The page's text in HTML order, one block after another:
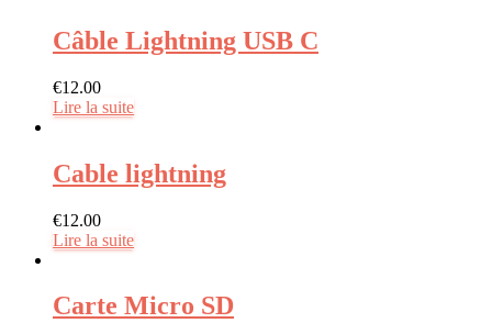
Câble Lightning USB C
€12.00
Lire la suite
Cable lightning
€12.00
Lire la suite
Carte Micro SD